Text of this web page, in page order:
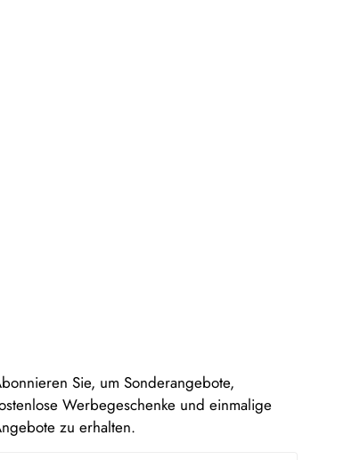
Sie, um Sonderangebote,
Werbegeschenke und einmalige
zu erhalten.